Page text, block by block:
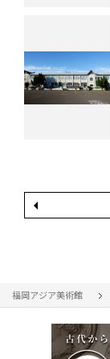
福岡アジア美術館